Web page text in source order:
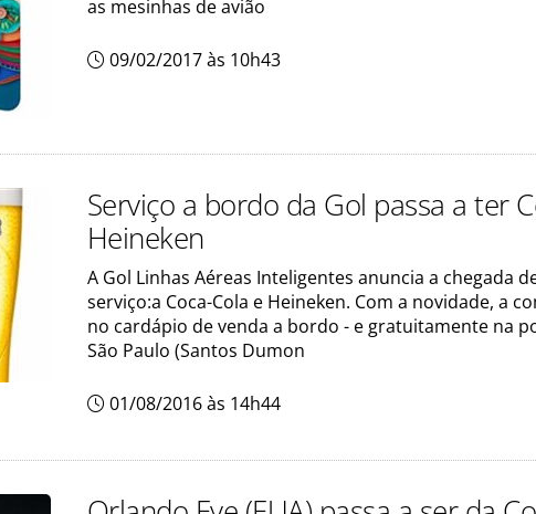
as mesinhas de avião
09/02/2017 às 10h43
Serviço a bordo da Gol passa a ter
Heineken
A Gol Linhas Aéreas Inteligentes anuncia a chegada
serviço:a Coca-Cola e Heineken. Com a novidade, a
no cardápio de venda a bordo - e gratuitamente na
São Paulo (Santos Dumon
01/08/2016 às 14h44